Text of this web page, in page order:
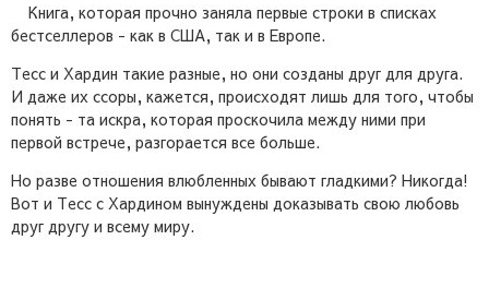
Книга, которая прочно заняла первые строки в списках
бестселлеров - как в США, так и в Европе.
Тесс и Хардин такие разные, но они созданы друг для друга.
И даже их ссоры, кажется, происходят лишь для того, чтобы
понять - та искра, которая проскочила между ними при
первой встрече, разгорается все больше.
Но разве отношения влюбленных бывают гладкими? Никогда!
Вот и Тесс с Хардином вынуждены доказывать свою любовь
друг другу и всему миру.